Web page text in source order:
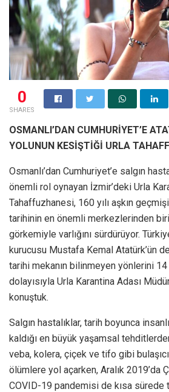
0
SHARES
OSMANLI’DAN CUMHURİYET’E
YOLUNUN KESİŞTİĞİ URLA
Osmanlı’dan Cumhuriyet’e salgın
önemli rol oynayan İzmir’deki Urla
Tahaffuzhanesi, 160 yılı aşkın
tarihinin en önemli merkezlerinden
görkemiyle varlığını sürdürüyor.
kurucusu Mustafa Kemal Atatürk’ün
tarihi mekanın bilinmeyen yönlerini 14
dolayısıyla Urla Karantina Adası
konuştuk.
Salgın hastalıklar, tarih boyunca
kaldığı en büyük yaşamsal
veba, kolera, çiçek ve tifo gibi
ölümlere yol açarken, Aralık 2019’da
COVID-19 pandemisi de kısa sürede